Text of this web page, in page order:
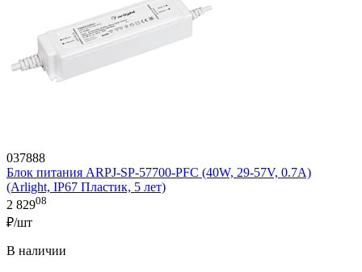
037888
Блок питания ARPJ-SP-57700-PFC (40W, 29-57V, 0.7A)
(Arlight, IP67 Пластик, 5 лет)
2 82908
₽/шт
В наличии